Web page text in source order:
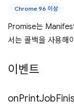
Chrome 96 이상
Promise는
서는 콜백을 사용해
이벤트
onPrintJob